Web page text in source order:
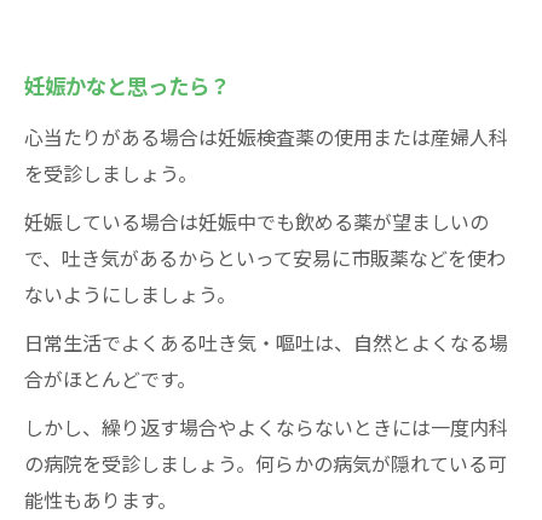
妊娠かなと思ったら？
心当たりがある場合は妊娠検査薬の使用または産婦人科
を受診しましょう。
妊娠している場合は妊娠中でも飲める薬が望ましいの
で、吐き気があるからといって安易に市販薬などを使わ
ないようにしましょう。
日常生活でよくある吐き気・嘔吐は、自然とよくなる場
合がほとんどです。
しかし、繰り返す場合やよくならないときには一度内科
の病院を受診しましょう。何らかの病気が隠れている可
能性もあります。